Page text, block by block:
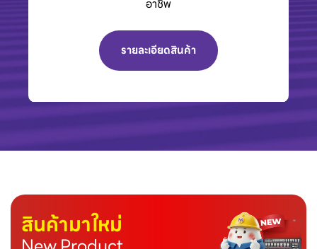
รายละเอียดสินค้า
สินค้ามาใหม่